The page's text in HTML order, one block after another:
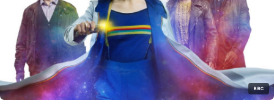
BBC